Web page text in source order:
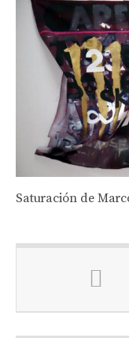
Saturación de